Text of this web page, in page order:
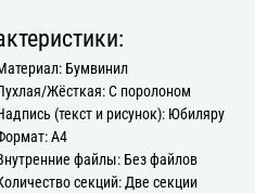
Бумвинил
Жёсткая: С поролоном
(текст и рисунок): Юбиляру
А4
файлы: Без файлов
секций: Две секции